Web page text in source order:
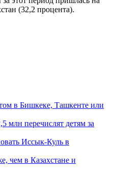
(32,2 процента).
в Бишкеке, Ташкенте или
перечислят детям за
Иссык-Куль в
чем в Казахстане и